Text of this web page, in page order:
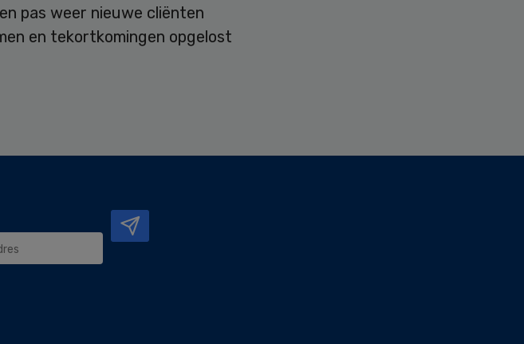
pas weer nieuwe cliënten
en tekortkomingen opgelost